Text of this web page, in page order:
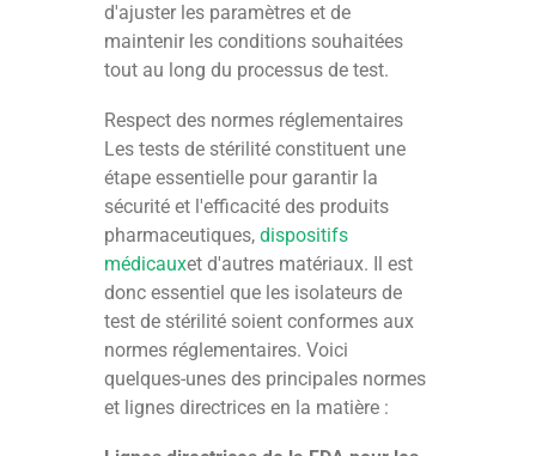
d'ajuster les paramètres et de
maintenir les conditions souhaitées
tout au long du processus de test.
Respect des normes réglementaires
Les tests de stérilité constituent une
étape essentielle pour garantir la
sécurité et l'efficacité des produits
pharmaceutiques,dispositifs
médicauxet d'autres matériaux. Il est
donc essentiel que les isolateurs de
test de stérilité soient conformes aux
normes réglementaires. Voici
quelques-unes des principales normes
et lignes directrices en la matière :